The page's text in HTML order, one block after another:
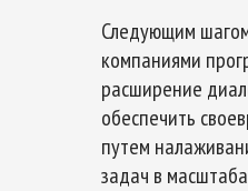
Следующим
компаниями
расширение
обеспечить
путем
задач в